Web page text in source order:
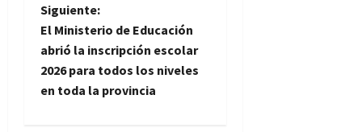
e
g
a
Siguiente:
El Ministerio de Educación
abrió la inscripción escolar
2026 para todos los niveles
en toda la provincia